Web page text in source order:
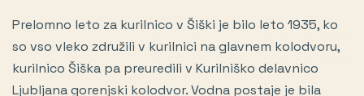
Prelomno leto za kurilnico v Šiški je bilo leto 1935, ko
so vso vleko združili v kurilnici na glavnem kolodvoru,
kurilnico Šiška pa preuredili v Kurilniško delavnico
Ljubljana gorenjski kolodvor. Vodna postaje je bila